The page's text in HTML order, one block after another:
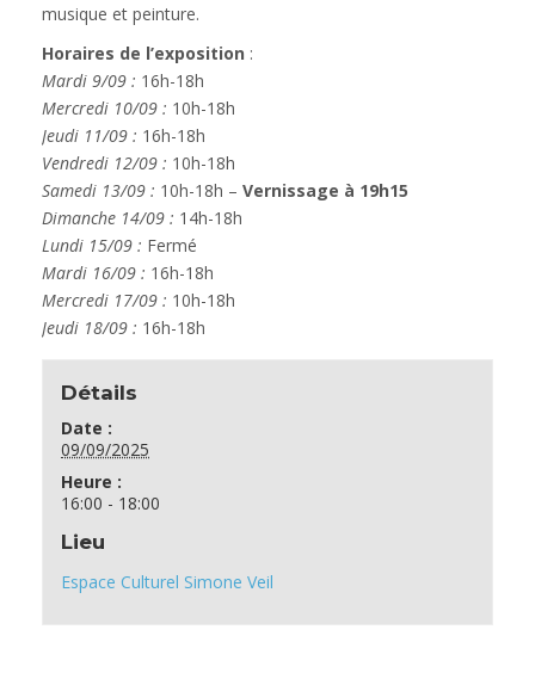
musique et peinture.
Horaires de l’exposition :
Mardi 9/09 : 16h-18h
Mercredi 10/09 : 10h-18h
Jeudi 11/09 : 16h-18h
Vendredi 12/09 : 10h-18h
Samedi 13/09 : 10h-18h – Vernissage à 19h15
Dimanche 14/09 : 14h-18h
Lundi 15/09 : Fermé
Mardi 16/09 : 16h-18h
Mercredi 17/09 : 10h-18h
Jeudi 18/09 : 16h-18h
Détails
Date :
09/09/2025
Heure :
16:00 - 18:00
Lieu
Espace Culturel Simone Veil